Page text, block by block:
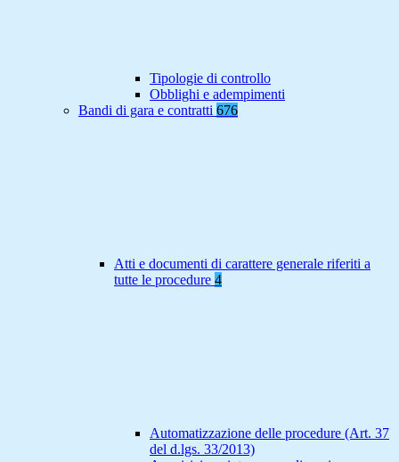
Tipologie di controllo
Obblighi e adempimenti
Bandi di gara e contratti 676
Atti e documenti di carattere generale riferiti a
tutte le procedure 4
Automatizzazione delle procedure (Art. 37
del d.lgs. 33/2013)